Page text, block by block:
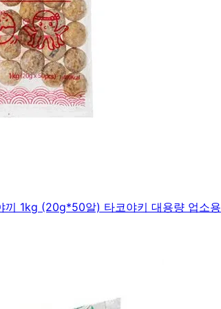
1kg (20g*50알) 타코야키 대용량 업소용